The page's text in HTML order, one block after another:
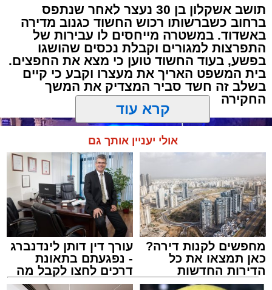
תושב אשקלון בן 30 נעצר לאחר שנתפס
ברחוב כשברשותו רכוש החשוד כגנוב מדירה
באשדוד. במשטרה מייחסים לו עבירות של
התפרצות למגורים וקבלת נכסים שהושגו
בפשע, בעוד החשוד טוען כי מצא את החפצים.
בית המשפט האריך את מעצרו וקבע כי קיים
בשלב זה חשד סביר המצדיק את המשך
החקירה
קרא עוד
אולי יעניין אותך גם
מחפשים לקנות דירה?
כאן תמצאו את כל
הדירות החדשות
למכירה באשדוד >>>
עורך דין דותן לינדנברג
- נפגעתם בתאונת
דרכים לחצו לקבל מה
שמגיע לכם